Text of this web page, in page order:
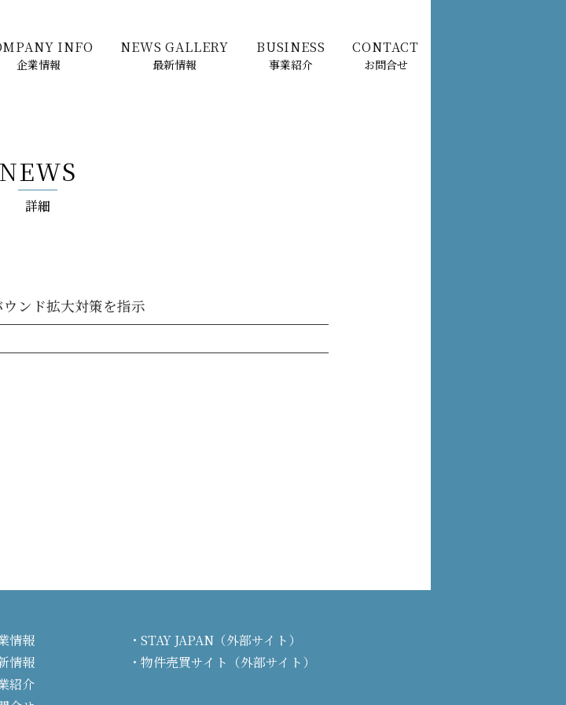
INFO
企業情報
NEWS GALLERY
最新情報
BUSINESS
事業紹介
CONTACT
お問合せ
NEWS
詳細
ンド拡大対策を指示
情報
情報
紹介
STAY JAPAN（外部サイト）
物件売買サイト（外部サイト）